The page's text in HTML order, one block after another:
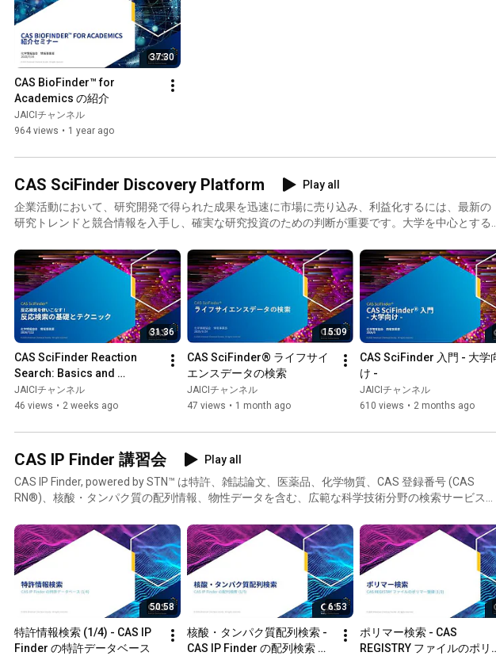
37:30
CAS BioFinder™ for
Academics の紹介
JAICIチャンネル
964 views • 1 year ago
CAS SciFinder Discovery Platform
Play all
企業活動において、研究開発で得られた成果を迅速に市場に売り込み、利益化するには、最新の
研究トレンドと競合情報を入手し、確実な研究投資のための判断が重要です。大学を中心とする
られています。 CAS SciFinder Discovery Platform は、あらゆる研究ワークフローにおいて必要
する情報検索ツールを総合的に利用できる、エンタープライズ型サービスを提供します。
31:36
CAS SciFinder Reaction
Search: Basics and
Techniques
JAICIチャンネル
46 views • 2 weeks ago
15:09
CAS SciFinder® ライフサイ
エンスデータの検索
JAICIチャンネル
47 views • 1 month ago
CAS SciFinder 入門 - 大学
け -
JAICIチャンネル
610 views • 2 months ago
CAS IP Finder 講習会
Play all
CAS IP Finder, powered by STN™ は特許、雑誌論文、医薬品、化学物質、CAS 登録番号 (CAS
RN®)、核酸・タンパク質の配列情報、物性データを含む、広範な科学技術分野の検索サービスで
情報協会では定期的に CAS IP Finder の講習会を開催しています。
50:58
特許情報検索 (1/4) - CAS IP
Finder の特許データベース
6:53
核酸・タンパク質配列検索 -
CAS IP Finder の配列検索
ポリマー検索 - CAS
REGISTRY ファイルのポリ